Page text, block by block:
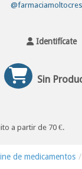
Identifícate
Sin
a partir de 70 €.
de medicamentos